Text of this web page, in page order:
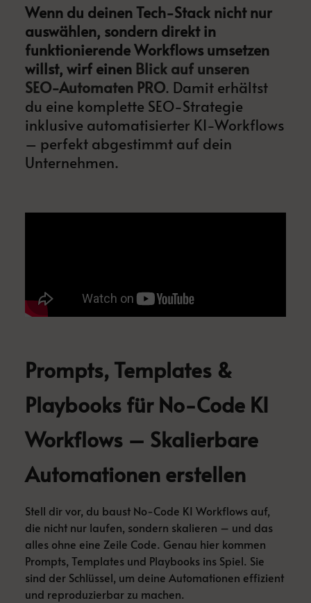
Wenn du deinen Tech-Stack nicht nur
auswählen, sondern direkt in
funktionierende Workflows umsetzen
willst, wirf einen Blick auf unseren
SEO-Automaten PRO. Damit erhältst
du eine komplette SEO-Strategie
inklusive automatisierter KI-Workflows
– perfekt abgestimmt auf dein
Unternehmen.
Prompts, Templates &
Playbooks für No-Code KI
Workflows – Skalierbare
Automationen erstellen
Stell dir vor, du baust No-Code KI Workflows auf,
die nicht nur laufen, sondern skalieren – und das
alles ohne eine Zeile Code. Genau hier kommen
Prompts, Templates und Playbooks ins Spiel. Sie
sind der Schlüssel, um deine Automationen effizient
und reproduzierbar zu machen.